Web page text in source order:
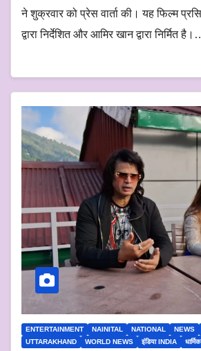
ने शुक्रवार को प्रेस वार्ता की। यह फिल्म
द्वारा निर्देशित और आमिर खान द्वारा निर्मित
ENTERTAINMENT NAINITAL NATIONAL NEWS
UTTARAKHAND
WORLD NEWS इंडिया INDIA धार्मिक